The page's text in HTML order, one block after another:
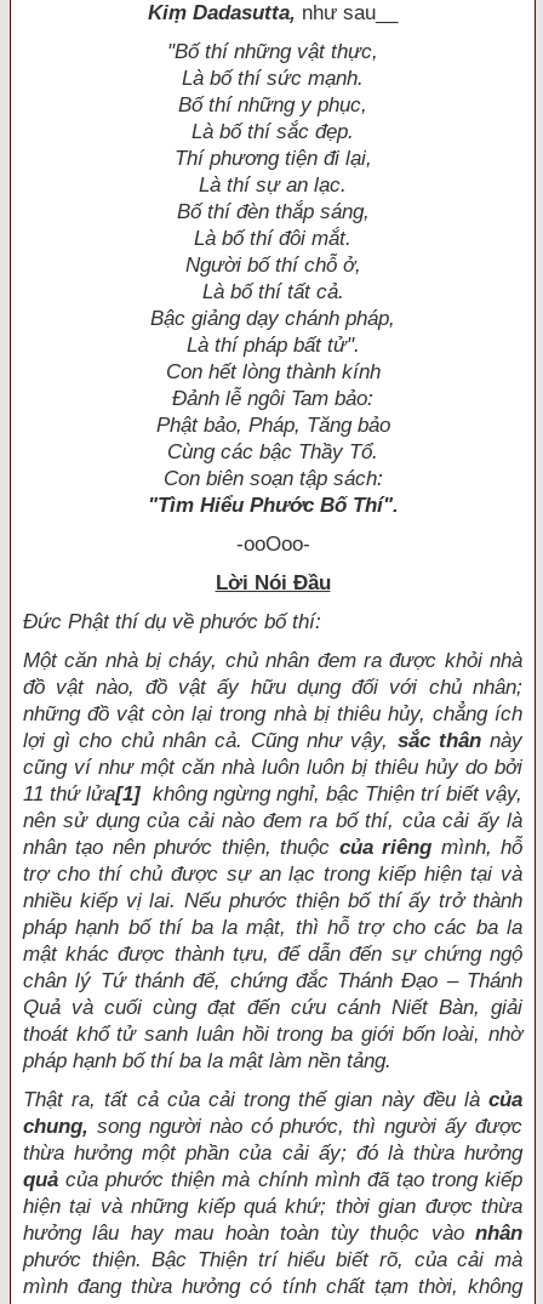
Kiṃ Dadasutta, như sau__
"Bố thí những vật thực,
Là bố thí sức mạnh.
Bố thí những y phục,
Là bố thí sắc đẹp.
Thí phương tiện đi lại,
Là thí sự an lạc.
Bố thí đèn thắp sáng,
Là bố thí đôi mắt.
Người bố thí chỗ ở,
Là bố thí tất cả.
Bậc giảng dạy chánh pháp,
Là thí pháp bất tử".
Con hết lòng thành kính
Ðảnh lễ ngôi Tam bảo:
Phật bảo, Pháp, Tăng bảo
Cùng các bậc Thầy Tổ.
Con biên soạn tập sách:
"Tìm Hiểu Phước Bố Thí".
-ooOoo-
Lời Nói Ðầu
Ðức Phật thí dụ về phước bố thí:
Một căn nhà bị cháy, chủ nhân đem ra được khỏi nhà
đồ vật nào, đồ vật ấy hữu dụng đối với chủ nhân;
những đồ vật còn lại trong nhà bị thiêu hủy, chẳng ích
lợi gì cho chủ nhân cả. Cũng như vậy, sắc thânnày
cũng ví như một căn nhà luôn luôn bị thiêu hủy do bởi
11 thứ lửa[1] không ngừng nghỉ, bậc Thiện trí biết vậy,
nên sử dụng của cải nào đem ra bố thí, của cải ấy là
nhân tạo nên phước thiện, thuộc của riêng mình, hỗ
trợ cho thí chủ được sự an lạc trong kiếp hiện tại và
nhiều kiếp vị lai. Nếu phước thiện bố thí ấy trở thành
pháp hạnh bố thí ba la mật, thì hỗ trợ cho các ba la
mật khác được thành tựu, để dẫn đến sự chứng ngộ
chân lý Tứ thánh đế, chứng đắc Thánh Ðạo – Thánh
Quả và cuối cùng đạt đến cứu cánh Niết Bàn, giải
thoát khổ tử sanh luân hồi trong ba giới bốn loài, nhờ
pháp hạnh bố thí ba la mật làm nền tảng.
Thật ra, tất cả của cải trong thế gian này đều là của
chung, song người nào có phước, thì người ấy được
thừa hưởng một phần của cải ấy; đó là thừa hưởng
quả của phước thiện mà chính mình đã tạo trong kiếp
hiện tại và những kiếp quá khứ; thời gian được thừa
hưởng lâu hay mau hoàn toàn tùy thuộc vào nhân
phước thiện. Bậc Thiện trí hiểu biết rõ, của cải mà
mình đang thừa hưởng có tính chất tạm thời, không